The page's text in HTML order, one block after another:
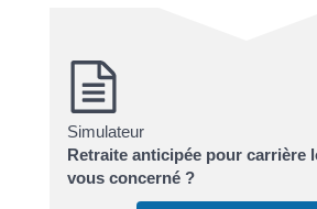
Simulateur
Retraite anticipée pour carrière
vous concerné ?